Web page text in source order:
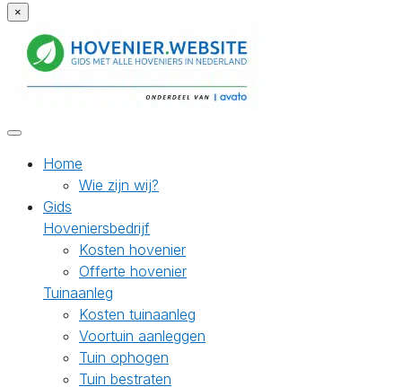
×
Home
Wie zijn wij?
Gids
Hoveniersbedrijf
Kosten hovenier
Offerte hovenier
Tuinaanleg
Kosten tuinaanleg
Voortuin aanleggen
Tuin ophogen
Tuin bestraten